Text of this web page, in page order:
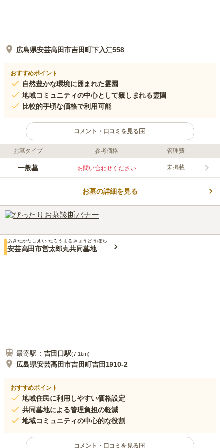
広島県安芸高田市吉田町下入江558
おすすめポイント
自然豊かな環境に囲まれた霊園
地域コミュニティの中心として親しまれる霊園
比較的手頃な価格で利用可能
コメント・口コミを見る
口コミ評価
この霊園はまだ誰からも評価されていません。
お墓タイプ 参考価格 管理費
一般墓 お問い合わせください 未掲載
お墓の詳細を見る
あきたかたしえい たろうまるきょうどうぼち
安芸高田市営太郎丸共同墓地
最寄駅： 吉田口駅(7.1km)
広島県安芸高田市吉田町吉田1910-2
おすすめポイント
地域住民に利用しやすい価格設定
共同墓地による管理負担の軽減
地域コミュニティの中心的な役割
コメント・口コミを見る